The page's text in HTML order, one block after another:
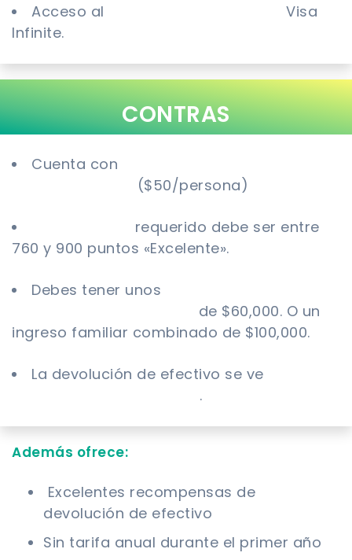
Acceso al
Visa
Infinite.
CONTRAS
Cuenta con
($50/persona)
requerido debe ser entre
760 y 900 puntos «Excelente».
Debes tener unos
de $60,000. O un
ingreso familiar combinado de $100,000.
La devolución de efectivo se ve
.
Además ofrece:
Excelentes recompensas de
devolución de efectivo
Sin tarifa anual durante el primer año